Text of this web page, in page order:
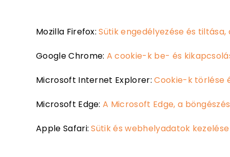
Mozilla Firefox:Sütik engedélyezése és
Google Chrome: A cookie-k be- és
Microsoft Internet Explorer:Cookie-k törlése
Microsoft Edge:A Microsoft Edge, a
Apple Safari:Sütik és webhelyadatok